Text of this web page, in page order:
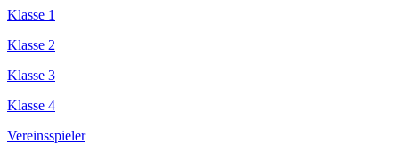
Klasse 1
Klasse 2
Klasse 3
Klasse 4
Vereinsspieler